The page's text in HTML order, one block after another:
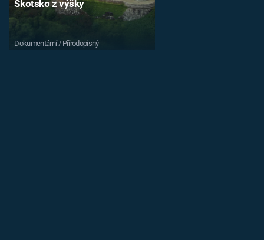
Skotsko z výšky
Dokumentární / Přírodopisný